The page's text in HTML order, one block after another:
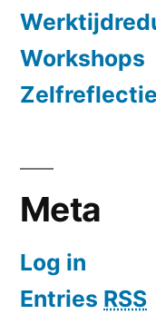
Workshops
Zelfreflectie
Meta
Log in
Entries RSS